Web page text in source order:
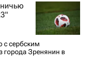
с сербским
города Зренянин в